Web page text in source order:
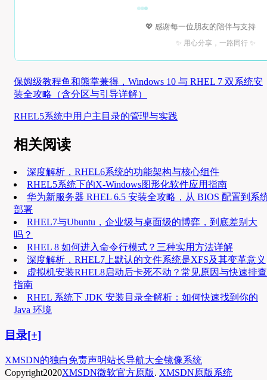
💖 感谢每一位朋友的陪伴与支持
✨ 用心分享，一路同行 ✨
保姆级教程鱼和熊掌兼得，Windows 10 与 RHEL 7 双系统安
装全攻略（含分区与引导详解）
RHEL5系统中用户主目录的管理与实践
相关阅读
深度解析，RHEL6系统的功能架构与核心组件
RHEL5系统下的X-Windows图形化软件应用指南
华为新服务器 RHEL 6.5 安装全攻略，从 BIOS 配置到系
部署
RHEL7与Ubuntu，企业级与桌面级的博弈，到底差别大
吗？
RHEL 8 如何进入命令行模式？三种实用方法详解
深度解析，RHEL7上默认的文件系统是XFS及其变革意义
虚拟机安装RHEL8启动后卡死不动？常见原因与快速排查
指南
RHEL 系统下 JDK 安装目录全解析：如何快速找到你的
Java 环境
目录[+]
XMSDN的独白免责声明站长导航大全镜像系统
Copyright2020XMSDN微软官方原版. XMSDN原版系统